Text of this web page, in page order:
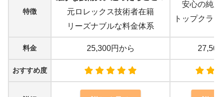
特徴
元ロレックス技術者在籍
リーズナブルな料金体系
安心の純
トップクラ
料金 25,300円から
おすすめ度